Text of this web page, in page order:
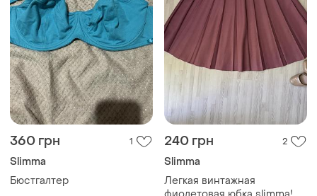
360 грн 1
Slimma
Бюстгалтер
240 грн 2
Slimma
Легкая винтажная